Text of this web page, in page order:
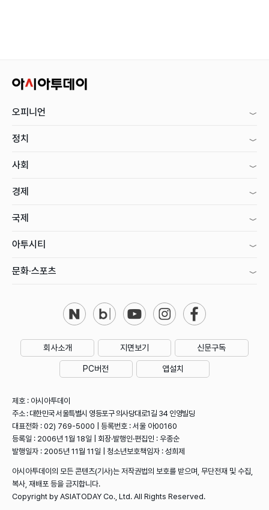
오피니언
정치
사회
경제
국제
아투시티
문화·스포츠
회사소개 지면보기 신문구독
PC버전 앱설치
제호 : 아시아투데이
주소 : 대한민국 서울특별시 영등포구 의사당대로1길 34 인영빌딩
대표전화 : 02) 769-5000 | 등록번호 : 서울 아00160
등록일 : 2006년 1월 18일 | 회장·발행인·편집인 : 우종순
발행일자 : 2005년 11월 11일 | 청소년보호책임자 : 성희제
아시아투데이의 모든 콘텐츠(기사)는 저작권법의 보호를 받으며, 무단전재 및 수집,
복사, 재배포 등을 금지합니다.
Copyright by ASIATODAY Co., Ltd. All Rights Reserved.